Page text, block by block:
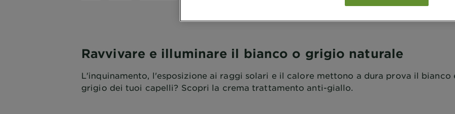
Ravvivare e illuminare il bianco o grigio naturale
L'inquinamento, l'esposizione ai raggi solari e il calore mettono a dura prova il bianco
grigio dei tuoi capelli? Scopri la crema trattamento anti-giallo.